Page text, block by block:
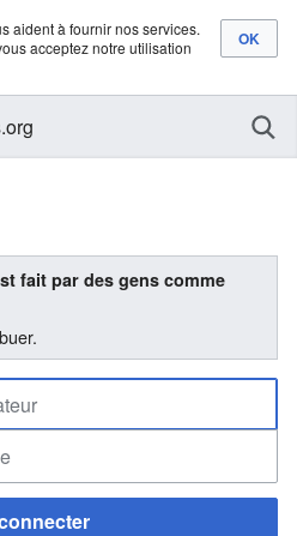
aident à fournir nos services.
acceptez notre utilisation
fait par des gens comme